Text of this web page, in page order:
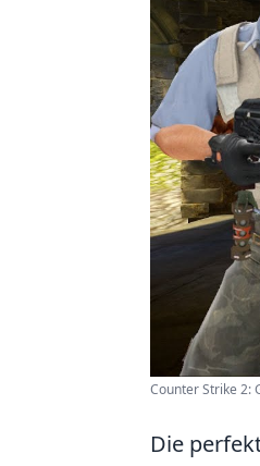
Counter Strike 2:
Die